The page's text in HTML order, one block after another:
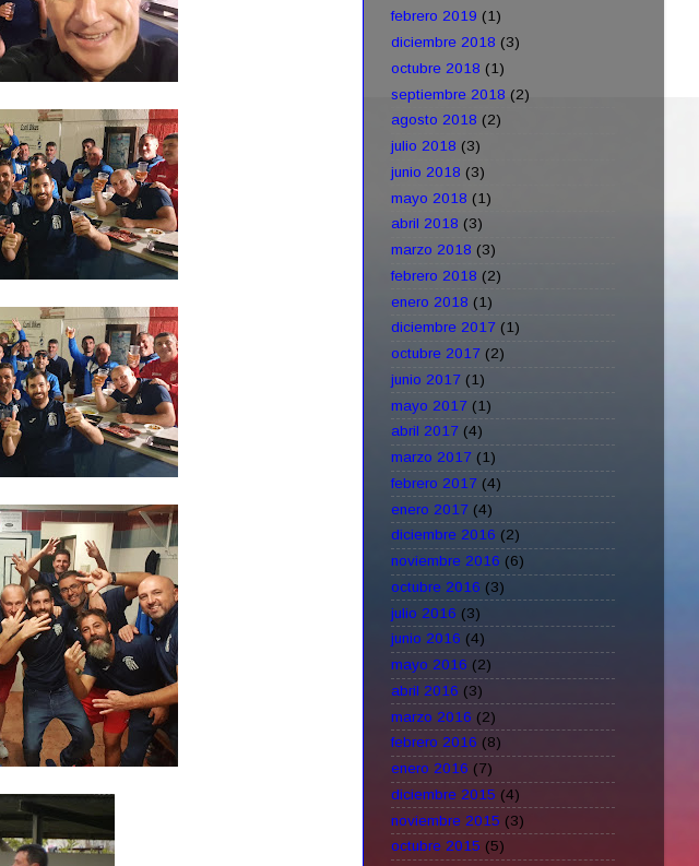
febrero 2019 (1)
diciembre 2018 (3)
octubre 2018 (1)
septiembre 2018 (2)
agosto 2018 (2)
julio 2018 (3)
junio 2018 (3)
mayo 2018 (1)
abril 2018 (3)
marzo 2018 (3)
febrero 2018 (2)
enero 2018 (1)
diciembre 2017 (1)
octubre 2017 (2)
junio 2017 (1)
mayo 2017 (1)
abril 2017 (4)
marzo 2017 (1)
febrero 2017 (4)
enero 2017 (4)
diciembre 2016 (2)
noviembre 2016 (6)
octubre 2016 (3)
julio 2016 (3)
junio 2016 (4)
mayo 2016 (2)
abril 2016 (3)
marzo 2016 (2)
febrero 2016 (8)
enero 2016 (7)
diciembre 2015 (4)
noviembre 2015 (3)
octubre 2015 (5)